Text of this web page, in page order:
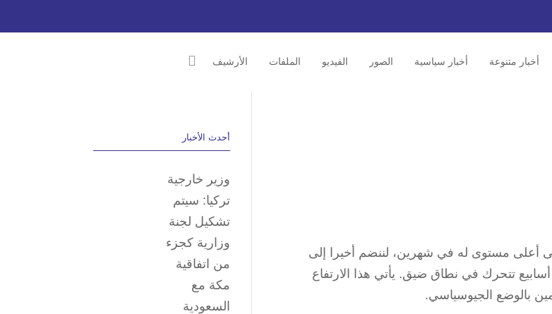
أخبار متنوعة أخبار سياسية الصور الفيديو الملفات الأرشيف
إلى أعلى مستوى له في شهرين، لننضم أخيرا إلى
تتحرك في نطاق ضيق. يأتي هذا الارتفاع
بالوضع الجيوسياسي.
أحدث الأخبار
وزير خارجية
تركيا: سيتم
تشكيل لجنة
وزارية كجزء
من اتفاقية
مكة مع
السعودية